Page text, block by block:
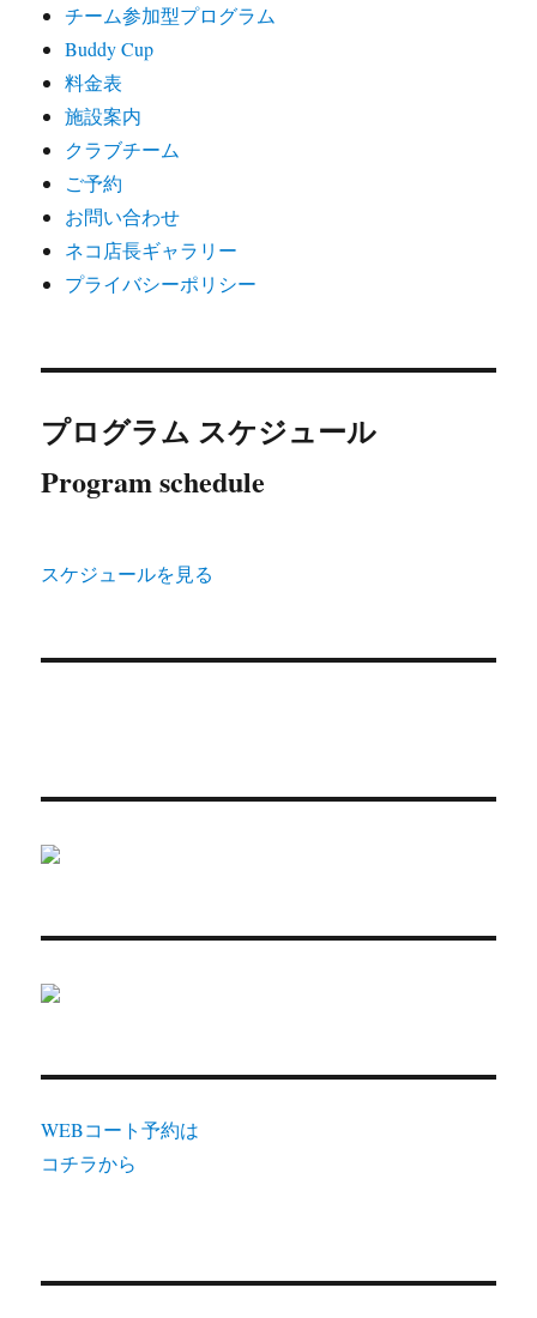
チーム参加型プログラム
Buddy Cup
料金表
施設案内
クラブチーム
ご予約
お問い合わせ
ネコ店長ギャラリー
プライバシーポリシー
プログラム スケジュール
Program schedule
スケジュールを見る
WEBコート予約は
コチラから